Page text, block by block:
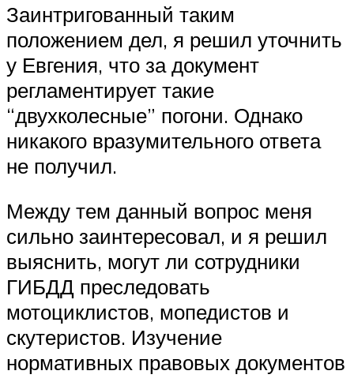
Заинтригованный таким
положением дел, я решил уточнить
у Евгения, что за документ
регламентирует такие
“двухколесные” погони. Однако
никакого вразумительного ответа
не получил.
Между тем данный вопрос меня
сильно заинтересовал, и я решил
выяснить, могут ли сотрудники
ГИБДД преследовать
мотоциклистов, мопедистов и
скутеристов. Изучение
нормативных правовых документов